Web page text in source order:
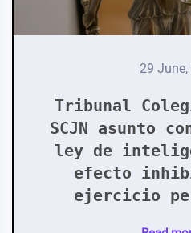
29
Tribunal
SCJN asunto
ley de
efecto
ejercicio